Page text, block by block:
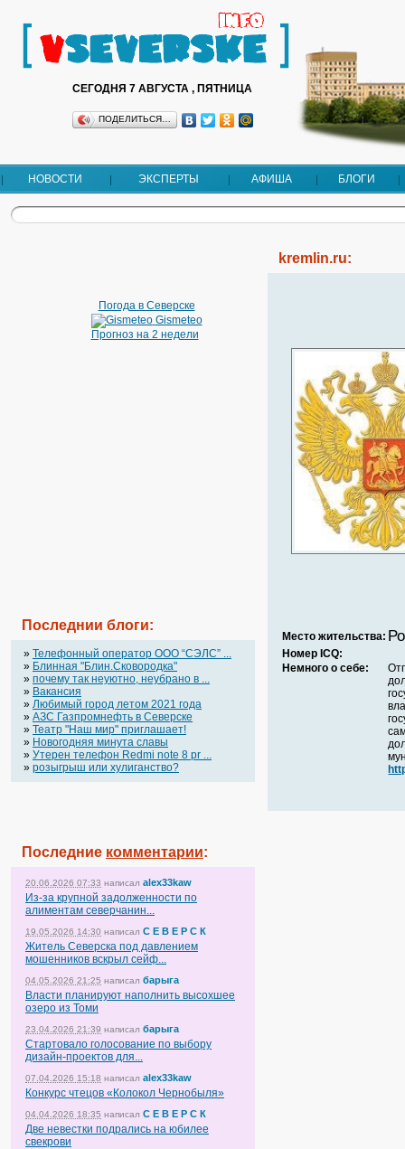
СЕГОДНЯ 7 АВГУСТА , ПЯТНИЦА
ПОДЕЛИТЬСЯ…
НОВОСТИ ЭКСПЕРТЫ АФИША БЛОГИ
Погода в Северске
Gismeteo
Прогноз на 2 недели
Последнии блоги:
» Телефонный оператор OOO “СЭЛС” ...
» Блинная "Блин.Сковородка"
» почему так неуютно, неубрано в ...
» Вакансия
» Любимый город летом 2021 года
» АЗС Газпромнефть в Северске
» Театр "Наш мир" приглашает!
» Новогодняя минута славы
» Утерен телефон Redmi note 8 pr ...
» розыгрыш или хулиганство?
Последние комментарии:
20.06.2026 07:33 написал alex33kaw
Из-за крупной задолженности по
алиментам северчанин...
19.05.2026 14:30 написал С Е В Е Р С К
Житель Северска под давлением
мошенников вскрыл сейф...
04.05.2026 21:25 написал барыга
Власти планируют наполнить высохшее
озеро из Томи
23.04.2026 21:39 написал барыга
Стартовало голосование по выбору
дизайн-проектов для...
07.04.2026 15:18 написал alex33kaw
Конкурс чтецов «Колокол Чернобыля»
04.04.2026 18:35 написал С Е В Е Р С К
Две невестки подрались на юбилее
свекрови
kremlin.ru:
Место жительства:
Номер ICQ:
Немного о себе: